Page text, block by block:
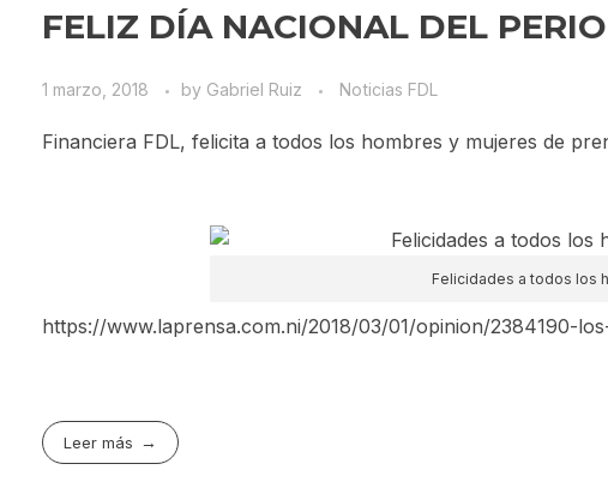
FELIZ DÍA NACIONAL DEL
1 marzo, 2018 by Gabriel Ruiz Noticias FDL
Financiera FDL, felicita a todos los hombres y mujeres de
Felicidades a todos los
https://www.laprensa.com.ni/2018/03/01/opinion/2384190-
Leer más